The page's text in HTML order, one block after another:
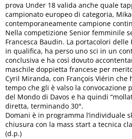
prova Under 18 valida anche quale
campionato europeo di categoria,
contemporaneamente campione
Nella competizione Senior femminile
Francesca Baudin. La portacolori delle
in qualifica, ha perso uno sci in un
conclusiva e ha così dovuto
maschile doppietta francese per
Cyril Miranda, con François Viérin
tempo che gli è valso la convocazione
del Mondo di Davos e ha quindi
diretta, terminando 30°.
Domani è in programma l’individuale
chiusura con la mass start a tecnica
(d.p.)